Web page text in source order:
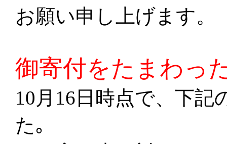
お願い申し上げます。
御寄付をたまわっ
10月16日時点で、下
た｡